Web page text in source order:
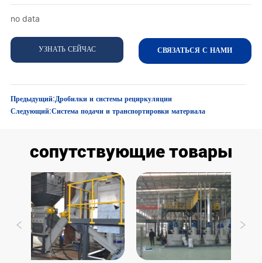
no data
УЗНАТЬ СЕЙЧАС СВЯЗАТЬСЯ С НАМИ
Предыдущий:Дробилки и системы рециркуляции
Следующий:Система подачи и транспортировки материала
сопутствующие товары